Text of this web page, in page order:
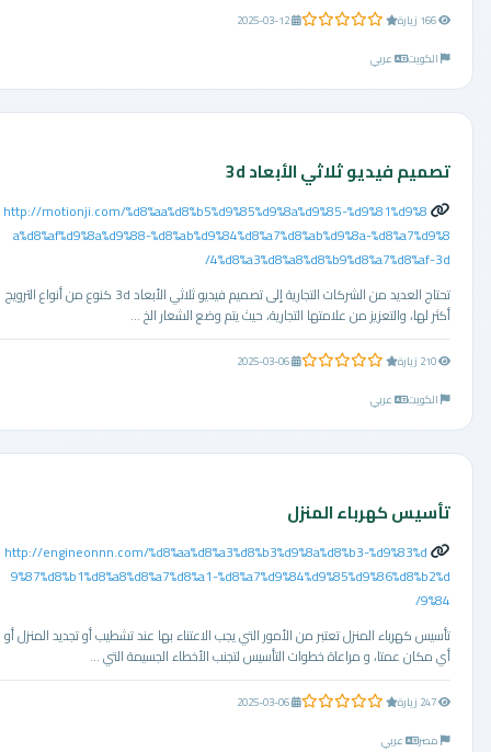
0.0 من 5 نجوم
2025-03-12
الكويت
عربي
تصميم فيديو ثلاثي الأبعاد 3d
http://motionji.com/%d8%aa%d8%b5%d9%85%d9%8a%d9%85-%d9%81%d9%8
a%d8%af%d9%8a%d9%88-%d8%ab%d9%84%d8%a7%d8%ab%d9%8a-%d8%a7%d9%8
4%d8%a3%d8%a8%d8%b9%d8%a7%d8%af-3d/
تحتاج العديد من الشركات التجارية إلى تصميم فيديو ثلاثي الأبعاد 3d كنوع من أنواع الترويج
أكثر لها، والتعزيز من علامتها التجارية، حيث يتم وضع الشعار الخ ...
0.0 من 5 نجوم
2025-03-06
الكويت
عربي
تأسيس كهرباء المنزل
http://engineonnn.com/%d8%aa%d8%a3%d8%b3%d9%8a%d8%b3-%d9%83%d
9%87%d8%b1%d8%a8%d8%a7%d8%a1-%d8%a7%d9%84%d9%85%d9%86%d8%b2%d
9%84/
تأسيس كهرباء المنزل تعتبر من الأمور التي يجب الاعتناء بها عند تشطيب أو تجديد المنزل أو
أي مكان عمتا، و مراعاة خطوات التأسيس لتجنب الأخطاء الجسيمة التي ...
0.0 من 5 نجوم
2025-03-06
مصر
عربي